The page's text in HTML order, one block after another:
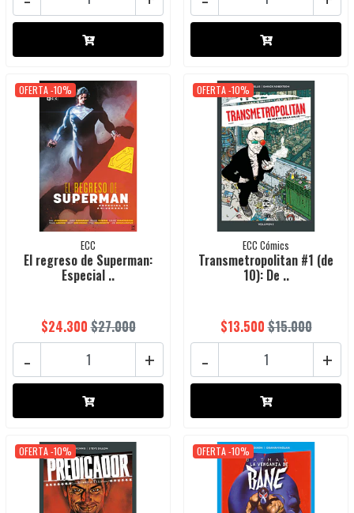
OFERTA -10%
ECC
El regreso de Superman:
Especial ..
$24.300$27.000
+
-
OFERTA -10%
ECC Cómics
Transmetropolitan #1 (de
10): De ..
$13.500$15.000
+
-
OFERTA -10% OFERTA -10%